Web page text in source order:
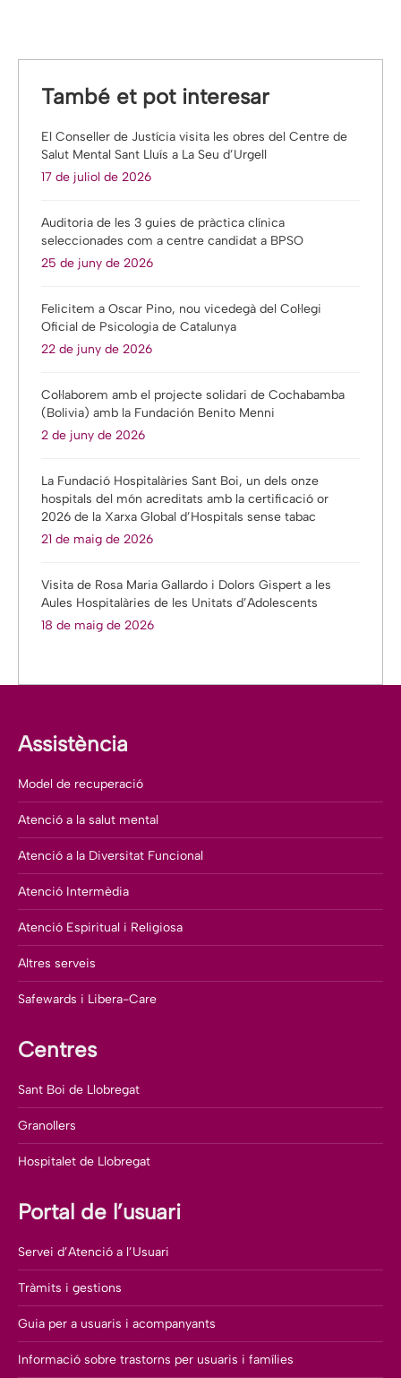
També et pot interesar
El Conseller de Justícia visita les obres del Centre de
Salut Mental Sant Lluís a La Seu d’Urgell
17 de juliol de 2026
Auditoria de les 3 guies de pràctica clínica
seleccionades com a centre candidat a BPSO
25 de juny de 2026
Felicitem a Oscar Pino, nou vicedegà del Col·legi
Oficial de Psicologia de Catalunya
22 de juny de 2026
Col·laborem amb el projecte solidari de Cochabamba
(Bolivia) amb la Fundación Benito Menni
2 de juny de 2026
La Fundació Hospitalàries Sant Boi, un dels onze
hospitals del món acreditats amb la certificació or
2026 de la Xarxa Global d’Hospitals sense tabac
21 de maig de 2026
Visita de Rosa Maria Gallardo i Dolors Gispert a les
Aules Hospitalàries de les Unitats d’Adolescents
18 de maig de 2026
Assistència
Model de recuperació
Atenció a la salut mental
Atenció a la Diversitat Funcional
Atenció Intermèdia
Atenció Espiritual i Religiosa
Altres serveis
Safewards i Libera-Care
Centres
Sant Boi de Llobregat
Granollers
Hospitalet de Llobregat
Portal de l’usuari
Servei d’Atenció a l’Usuari
Tràmits i gestions
Guia per a usuaris i acompanyants
Informació sobre trastorns per usuaris i famílies